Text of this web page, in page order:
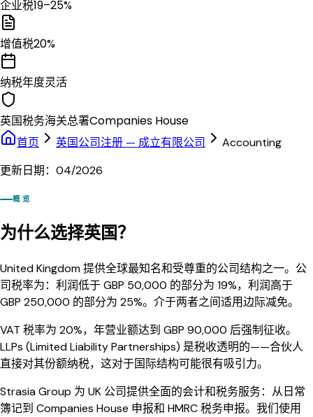
企业税19–25%
增值税20%
纳税年度灵活
英国税务海关总署Companies House
首页 英国公司注册 — 成立有限公司
Accounting
更新日期：04/2026
概览
为什么选择英国？
United Kingdom 提供全球最知名和受尊重的公司结构之一。公
司税率为：利润低于 GBP 50,000 的部分为 19%，利润高于
GBP 250,000 的部分为 25%。介于两者之间适用边际减免。
VAT 税率为 20%，年营业额达到 GBP 90,000 后强制征收。
LLPs (Limited Liability Partnerships) 是税收透明的——合伙人
直接对其份额纳税，这对于国际结构可能很有吸引力。
Strasia Group 为 UK 公司提供全面的会计和税务服务：从日常
簿记到 Companies House 申报和 HMRC 税务申报。我们使用